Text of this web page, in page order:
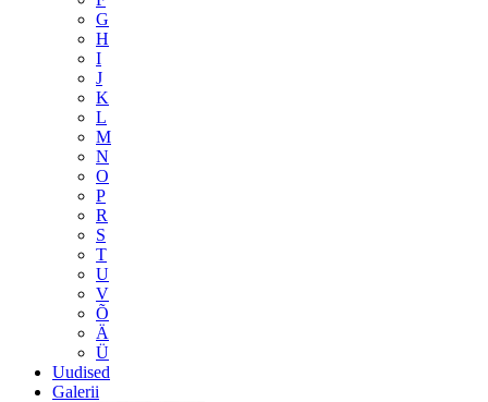
G
H
I
J
K
L
M
N
O
P
R
S
T
U
V
Õ
Ä
Ü
Uudised
Galerii